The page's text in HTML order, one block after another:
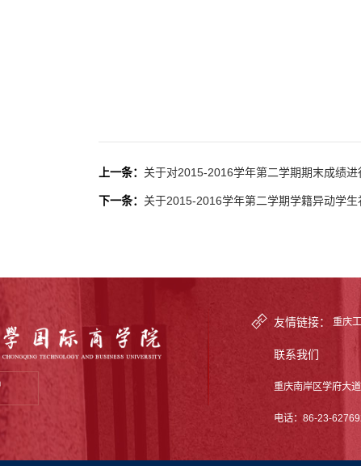
上一条： 关于对2015-2016学年第二学期期末成绩进
下一条： 关于2015-2016学年第二学期学籍异动学
友情链接： 重庆
联系我们
重庆南岸区学府大
电话：86-23-